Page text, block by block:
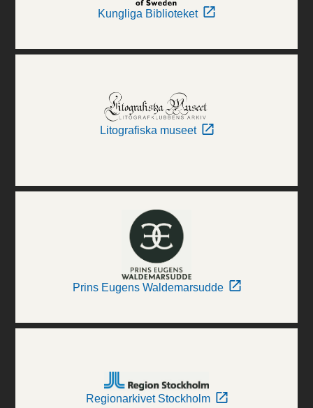
Kungliga Biblioteket
Litografiska museet
Prins Eugens Waldemarsudde
Regionarkivet Stockholm